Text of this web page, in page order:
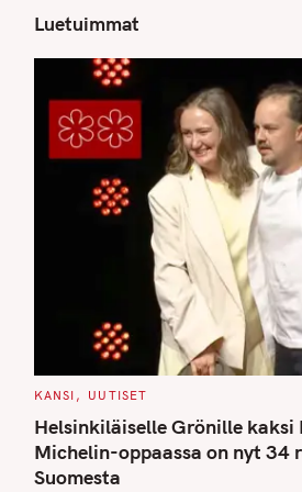
Luetuimmat
C
T
E
G
O
R
I
KANSI UUTISET
Helsinkiläiselle Grönille
Michelin-oppaassa on nyt 34
Suomesta
S
e
a